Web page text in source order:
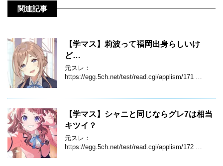
関連記事
【学マス】莉波って福岡出身らしいけ
ど…
元スレ：
https://egg.5ch.net/test/read.cgi/applism/171 …
【学マス】シャニと同じならグレ7は相当
キツイ？
元スレ：
https://egg.5ch.net/test/read.cgi/applism/172 …